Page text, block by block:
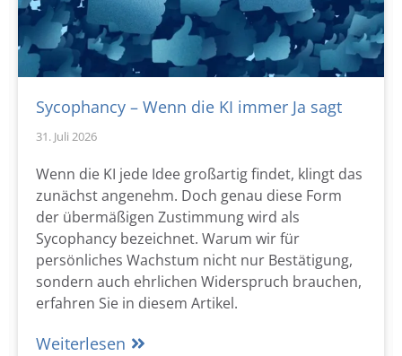
Sycophancy – Wenn die KI immer Ja sagt
31. Juli 2026
Wenn die KI jede Idee großartig findet, klingt das
zunächst angenehm. Doch genau diese Form
der übermäßigen Zustimmung wird als
Sycophancy bezeichnet. Warum wir für
persönliches Wachstum nicht nur Bestätigung,
sondern auch ehrlichen Widerspruch brauchen,
erfahren Sie in diesem Artikel.
Weiterlesen